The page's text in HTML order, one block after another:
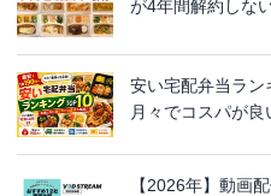
が4年間解約しな
安い宅配弁当ラン
月々でコスパが良
【2026年】動画